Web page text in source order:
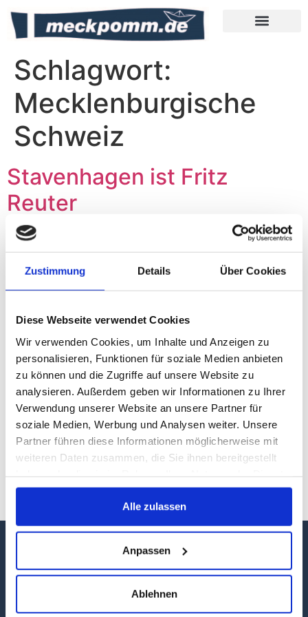
Zustimmung Details Über Cookies
Diese Webseite verwendet Cookies
Wir verwenden Cookies, um Inhalte und Anzeigen zu
personalisieren, Funktionen für soziale Medien anbieten
zu können und die Zugriffe auf unsere Website zu
analysieren. Außerdem geben wir Informationen zu Ihrer
Verwendung unserer Website an unsere Partner für
soziale Medien, Werbung und Analysen weiter. Unsere
Partner führen diese Informationen möglicherweise mit
weiteren Daten zusammen, die Sie ihnen bereitgestellt
gesammelt haben.
Alle zulassen
Anpassen
Ablehnen
Schlagwort:
Mecklenburgische
Schweiz
Stavenhagen ist Fritz
Reuter
Die Stadt Stavenhagen am Rande der
Mecklenburgischen Schweiz verdankt ihre Popularität
bedeutendsten niederdeutschen Dichter und